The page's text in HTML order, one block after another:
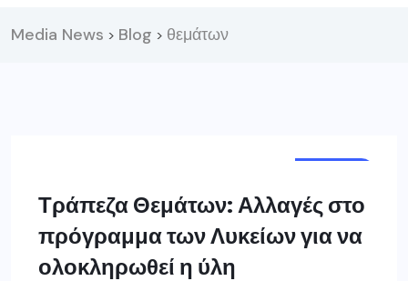
Media News > Blog > θεμάτων
Τράπεζα Θεμάτων: Αλλαγές στο
πρόγραμμα των Λυκείων για να
ολοκληρωθεί η ύλη